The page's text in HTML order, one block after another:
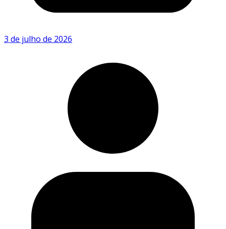
3 de julho de 2026